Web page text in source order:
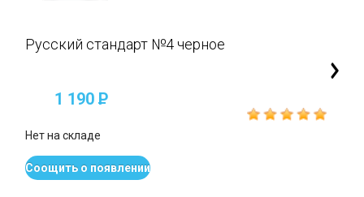
Русский стандарт №4 черное
1 190P
Нет на складе
Соощить о появлении